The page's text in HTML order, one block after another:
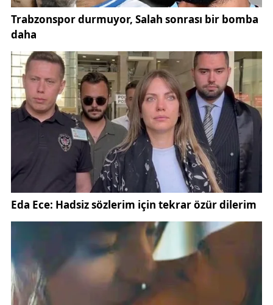
edilemez” yaklaşımını siyasal bir program hâline
getirmesiyle öne çıkar. Kongre, 4 Eylül’de açılıp 11
Eylül’de tamamlanmış; yeni devletin kuruluş
sürecinde temel referanslardan biri olarak tarihe
geçmiştir. Kongrenin yapıldığı bina ise bugünSivas
Kongresi ve Etnografya Müzesi olarak hizmet
veriyor.Vikipedi
Kısa filmin dolaşıma girmesi, Sivas’ta her yıl
haftasında yükselen hafıza ve anma
gündemiyle de örtüşüyor. Sivas Valiliği’nin uzun
süredir yürüttüğü kültür–tarih odaklı görsel içerik
üretimi pratiği, bu yıl yapay zekâ tabanlı
prodüksiyonla yeni bir eşiğe taşınmış durumda.
Eserin kamuoyuna duyurulmasında “Sivas’ın Millî
Mücadele’dekikarargâh şehirkimliği” anlatısı
merkeze alınıyor; film, bu kimliği hem tarihsel veriyle
hem de çağdaş estetikle görünür kılıyor.